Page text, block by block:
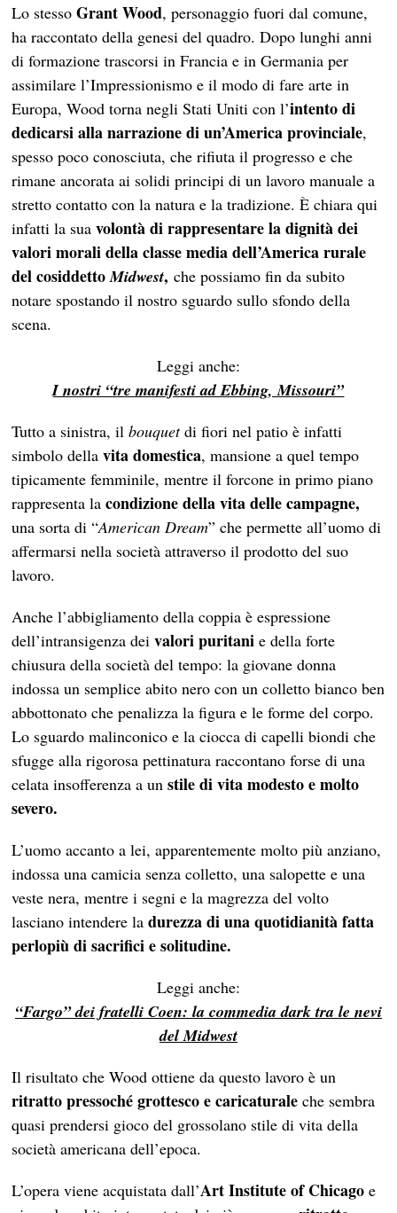
Lo stessoGrant Wood, personaggio fuori dal comune,
ha raccontato della genesi del quadro. Dopo lunghi anni
di formazione trascorsi in Francia e in Germania per
assimilare l’Impressionismo e il modo di fare arte in
Europa, Wood torna negli Stati Uniti con l’intento di
dedicarsi alla narrazione di un’America provinciale,
spesso poco conosciuta, che rifiuta il progresso e che
rimane ancorata ai solidi principi di un lavoro manuale a
stretto contatto con la natura e la tradizione. È chiara qui
infatti la suavolontà di rappresentare la dignità dei
valori morali della classe media dell’America rurale
del cosiddettoMidwest,che possiamo fin da subito
notare spostando il nostro sguardo sullo sfondo della
scena.
Leggi anche:
I nostri “tre manifesti ad Ebbing, Missouri”
Tutto a sinistra, il bouquetdi fiori nel patio è infatti
simbolo dellavita domestica, mansione a quel tempo
tipicamente femminile, mentre il forcone in primo piano
rappresenta lacondizione della vita delle campagne,
una sorta di “American Dream” che permette all’uomo di
affermarsi nella società attraverso il prodotto del suo
lavoro.
Anche l’abbigliamento della coppia è espressione
dell’intransigenza deivalori puritani e della forte
chiusura della società del tempo: la giovane donna
indossa un semplice abito nero con un colletto bianco ben
abbottonato che penalizza la figura e le forme del corpo.
Lo sguardo malinconico e la ciocca di capelli biondi che
sfugge alla rigorosa pettinatura raccontano forse di una
celata insofferenza a un stile di vita modesto e molto
severo.
L’uomo accanto a lei, apparentemente molto più anziano,
indossa una camicia senza colletto, una salopette e una
veste nera, mentre i segni e la magrezza del volto
lasciano intendere ladurezza di una quotidianità fatta
perlopiù di sacrifici e solitudine.
Leggi anche:
“Fargo” dei fratelli Coen: la commedia dark tra le nevi
del Midwest
Il risultato che Wood ottiene da questo lavoro è un
ritratto pressoché grottesco e caricaturale che sembra
quasi prendersi gioco del grossolano stile di vita della
società americana dell’epoca.
L’opera viene acquistata dall’Art Institute of Chicago e